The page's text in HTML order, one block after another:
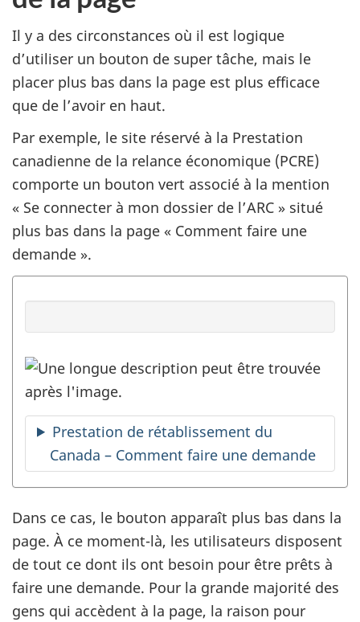
Il y a des circonstances où il est logique
d’utiliser un bouton de super tâche, mais le
placer plus bas dans la page est plus efficace
que de l’avoir en haut.
Par exemple, le site réservé à la Prestation
canadienne de la relance économique (PCRE)
comporte un bouton vert associé à la mention
« Se connecter à mon dossier de l’ARC » situé
plus bas dans la page « Comment faire une
demande ».
Prestation de rétablissement du
Canada – Comment faire une demande
Dans ce cas, le bouton apparaît plus bas dans la
page. À ce moment-là, les utilisateurs disposent
de tout ce dont ils ont besoin pour être prêts à
faire une demande. Pour la grande majorité des
gens qui accèdent à la page, la raison pour